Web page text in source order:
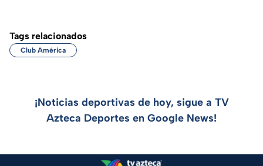
Tags relacionados
Club América
¡Noticias deportivas de hoy, sigue a TV
Azteca Deportes en Google News!